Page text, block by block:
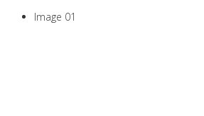
Image 01